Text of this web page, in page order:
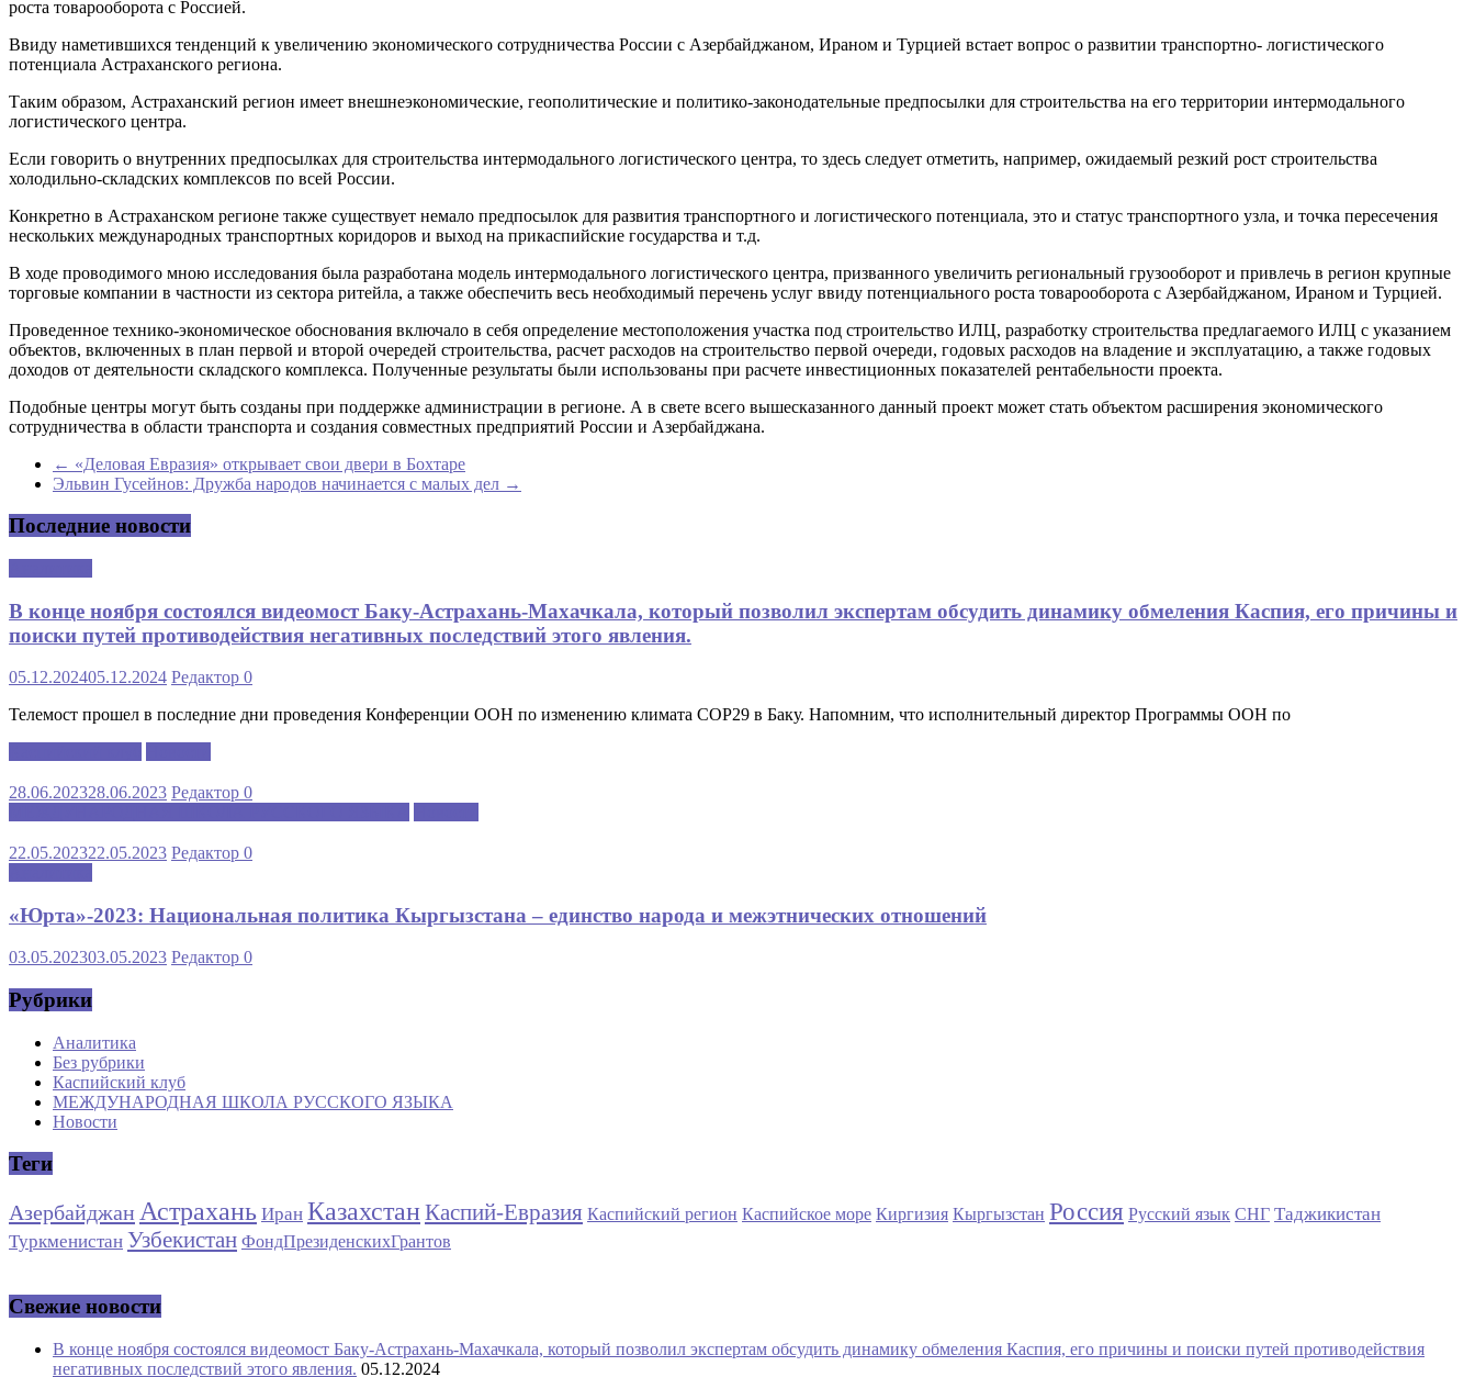
роста товарооборота с Россией.
Ввиду наметившихся тенденций к увеличению экономического сотрудничества России с Азербайджаном, Ираном и Турцией встает вопрос о развитии транспортно- логистического
потенциала Астраханского региона.
Таким образом, Астраханский регион имеет внешнеэкономические, геополитические и политико-законодательные предпосылки для строительства на его территории интермодального
логистического центра.
Если говорить о внутренних предпосылках для строительства интермодального логистического центра, то здесь следует отметить, например, ожидаемый резкий рост строительства
холодильно-складских комплексов по всей России.
Конкретно в Астраханском регионе также существует немало предпосылок для развития транспортного и логистического потенциала, это и статус транспортного узла, и точка пересечения
нескольких международных транспортных коридоров и выход на прикаспийские государства и т.д.
В ходе проводимого мною исследования была разработана модель интермодального логистического центра, призванного увеличить региональный грузооборот и привлечь в регион крупные
торговые компании в частности из сектора ритейла, а также обеспечить весь необходимый перечень услуг ввиду потенциального роста товарооборота с Азербайджаном, Ираном и Турцией.
Проведенное технико-экономическое обоснования включало в себя определение местоположения участка под строительство ИЛЦ, разработку строительства предлагаемого ИЛЦ с указанием
объектов, включенных в план первой и второй очередей строительства, расчет расходов на строительство первой очереди, годовых расходов на владение и эксплуатацию, а также годовых
доходов от деятельности складского комплекса. Полученные результаты были использованы при расчете инвестиционных показателей рентабельности проекта.
Подобные центры могут быть созданы при поддержке администрации в регионе. А в свете всего вышесказанного данный проект может стать объектом расширения экономического
сотрудничества в области транспорта и создания совместных предприятий России и Азербайджана.
← «Деловая Евразия» открывает свои двери в Бохтаре
Эльвин Гусейнов: Дружба народов начинается с малых дел →
Последние новости
В конце ноября состоялся видеомост Баку-Астрахань-Махачкала, который позволил экспертам обсудить динамику обмеления Каспия, его причины и
поиски путей противодействия негативных последствий этого явления.
05.12.202405.12.2024 Редактор 0
Телемост прошел в последние дни проведения Конференции ООН по изменению климата COP29 в Баку. Напомним, что исполнительный директор Программы ООН по
28.06.202328.06.2023 Редактор 0
22.05.202322.05.2023 Редактор 0
«Юрта»-2023: Национальная политика Кыргызстана – единство народа и межэтнических отношений
03.05.202303.05.2023 Редактор 0
Рубрики
Аналитика
Без рубрики
Каспийский клуб
МЕЖДУНАРОДНАЯ ШКОЛА РУССКОГО ЯЗЫКА
Новости
Теги
Азербайджан Астрахань Иран КазахстанКаспий-Евразия Каспийский регион Каспийское море Киргизия Кыргызстан Россия Русский язык СНГ Таджикистан
Туркменистан Узбекистан ФондПрезиденскихГрантов
Свежие новости
В конце ноября состоялся видеомост Баку-Астрахань-Махачкала, который позволил экспертам обсудить динамику обмеления Каспия, его причины и поиски путей противодействия
негативных последствий этого явления. 05.12.2024